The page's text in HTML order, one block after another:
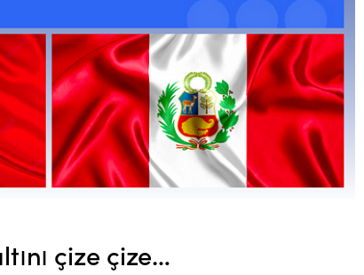
çize çize…